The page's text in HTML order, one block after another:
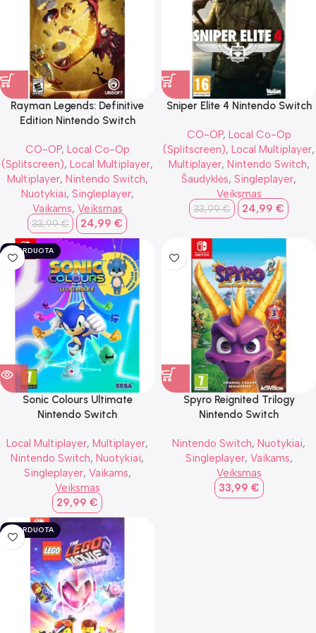
Rayman Legends: Definitive
Edition Nintendo Switch
CO-OP, Local Co-Op
(Splitscreen), Local Multiplayer,
Multiplayer, Nintendo Switch,
Nuotykiai, Singleplayer,
Vaikams, Veiksmas
33,99€ 24,99 €
Sniper Elite 4 Nintendo Switch
CO-OP, Local Co-Op
(Splitscreen), Local Multiplayer,
Multiplayer, Nintendo Switch,
Šaudyklės, Singleplayer,
Veiksmas
33,99€ 24,99 €
IŠPARDUOTA
Sonic Colours Ultimate
Nintendo Switch
Local Multiplayer, Multiplayer,
Nintendo Switch, Nuotykiai,
Singleplayer, Vaikams,
Veiksmas
29,99 €
Spyro Reignited Trilogy
Nintendo Switch
Nintendo Switch, Nuotykiai,
Singleplayer, Vaikams,
Veiksmas
33,99 €
IŠPARDUOTA